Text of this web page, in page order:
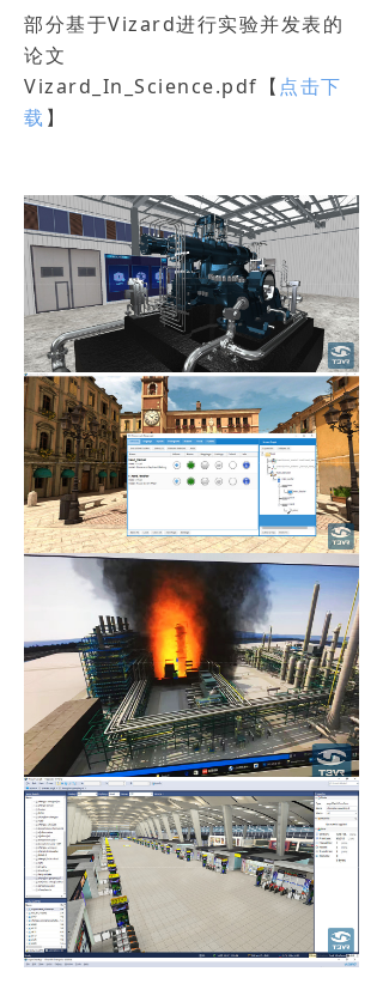
部分基于Vizard进行实验并发表的
论文
Vizard_In_Science.pdf【 点击下
载 】